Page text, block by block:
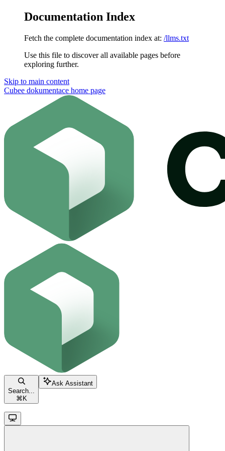
Documentation Index
Fetch the complete documentation index at: /llms.txt
Use this file to discover all available pages before
exploring further.
Skip to main content
Cubee dokumentace home page
Search...
⌘ K
Ask Assistant